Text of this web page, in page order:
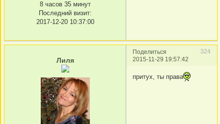
8 часов 35 минут
Последний визит:
2017-12-20 10:37:00
Поделиться
324
2015-11-29 19:57:42
Лиля
притух, ты права